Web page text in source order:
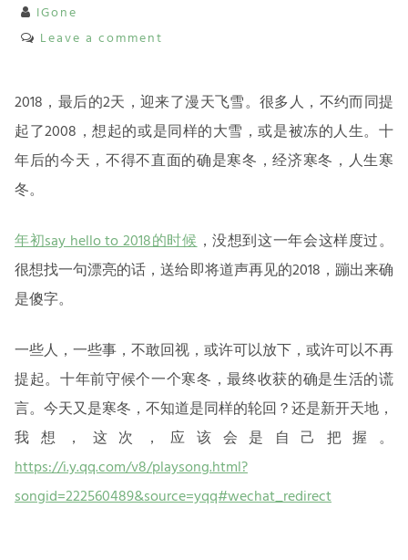
IGone
Leave a comment
2018，最后的2天，迎来了漫天飞雪。很多人，不约而同提
起了2008，想起的或是同样的大雪，或是被冻的人生。十
年后的今天，不得不直面的确是寒冬，经济寒冬，人生寒
冬。
年初say hello to 2018的时候，没想到这一年会这样度过。
很想找一句漂亮的话，送给即将道声再见的2018，蹦出来确
是傻字。
一些人，一些事，不敢回视，或许可以放下，或许可以不再
提起。十年前守候个一个寒冬，最终收获的确是生活的谎
言。今天又是寒冬，不知道是同样的轮回？还是新开天地，
我想，这次，应该会是自己把握。
https://i.y.qq.com/v8/playsong.html?
songid=222560489&source=yqq#wechat_redirect